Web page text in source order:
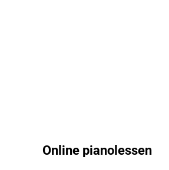
Online pianolessen